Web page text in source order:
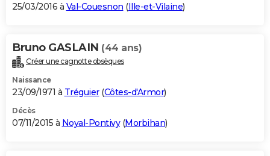
25/03/2016 à Val-Couesnon (Ille-et-Vilaine)
Bruno GASLAIN (44 ans)
Créer une cagnotte obsèques
Naissance
23/09/1971 à Tréguier(Côtes-d'Armor)
Décès
07/11/2015 à Noyal-Pontivy(Morbihan)